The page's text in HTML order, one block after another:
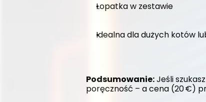
Łopatka w zestawie
Idealna dla dużych kotów
Podsumowanie: Jeśli
poręczność – a cena (20 €)